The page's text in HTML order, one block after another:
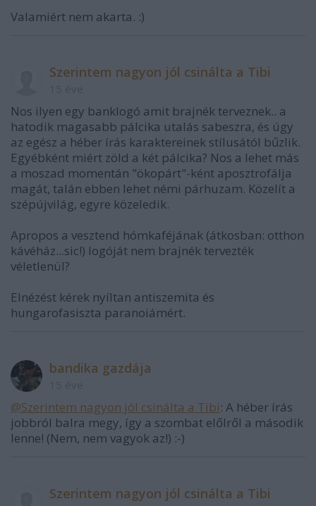
Valamiért nem akarta. :)
Szerintem nagyon jól csinálta a Tibi
Nos ilyen egy banklogó amit brajnék terveznek.. a
hatodik magasabb pálcika utalás sabeszra, és úgy
az egész a héber írás karaktereinek stílusától bűzlik.
Egyébként miért zöld a két pálcika? Nos a lehet más
a moszad momentán "ökopárt"-ként aposztrofálja
magát, talán ebben lehet némi párhuzam. Közelít a
szépújvilág, egyre közeledik.
Apropos a vesztend hómkaféjának (átkosban: otthon
kávéház...sic!) logóját nem brajnék tervezték
véletlenül?
Elnézést kérek nyíltan antiszemita és
hungarofasiszta paranoiámért.
bandika gazdája
@Szerintem nagyon jól csinálta a Tibi: A héber írás
jobbról balra megy, így a szombat előlről a második
lenne! (Nem, nem vagyok az!) :-)
Szerintem nagyon jól csinálta a Tibi